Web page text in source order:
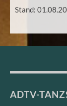
Stand:
ADTV-